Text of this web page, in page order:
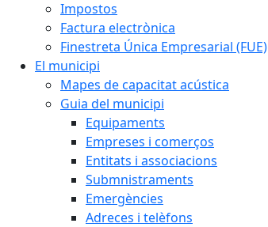
Impostos
Factura electrònica
Finestreta Única Empresarial (FUE)
El municipi
Mapes de capacitat acústica
Guia del municipi
Equipaments
Empreses i comerços
Entitats i associacions
Submnistraments
Emergències
Adreces i telèfons